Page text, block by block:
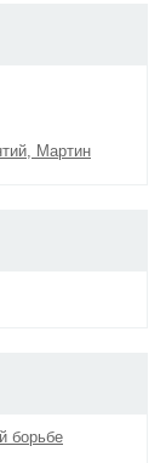
Мартин
борьбе